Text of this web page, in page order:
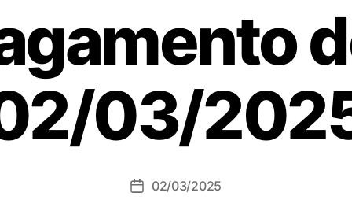
03/
Data02/03/2025